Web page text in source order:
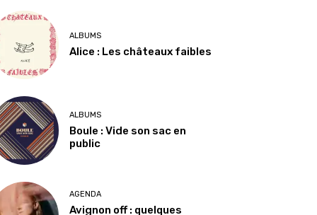
ALBUMS
Alice : Les châteaux faibles
ALBUMS
Boule : Vide son sac en
public
AGENDA
Avignon off : quelques